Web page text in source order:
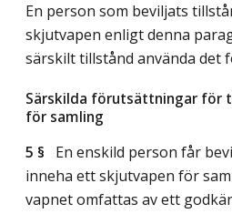
En person som beviljats
skjutvapen enligt denna
särskilt tillstånd använda det
Särskilda förutsättningar för
för samling
5 § En enskild person får
inneha ett skjutvapen för
vapnet omfattas av ett